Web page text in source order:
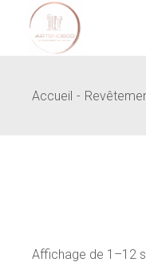
content
Accueil
Affichage de 1–12